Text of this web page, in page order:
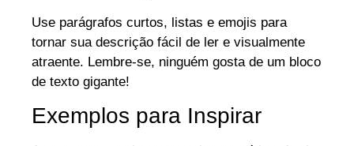
Use parágrafos curtos, listas e emojis para
tornar sua descrição fácil de ler e visualmente
atraente. Lembre-se, ninguém gosta de um bloco
de texto gigante!
Exemplos para Inspirar